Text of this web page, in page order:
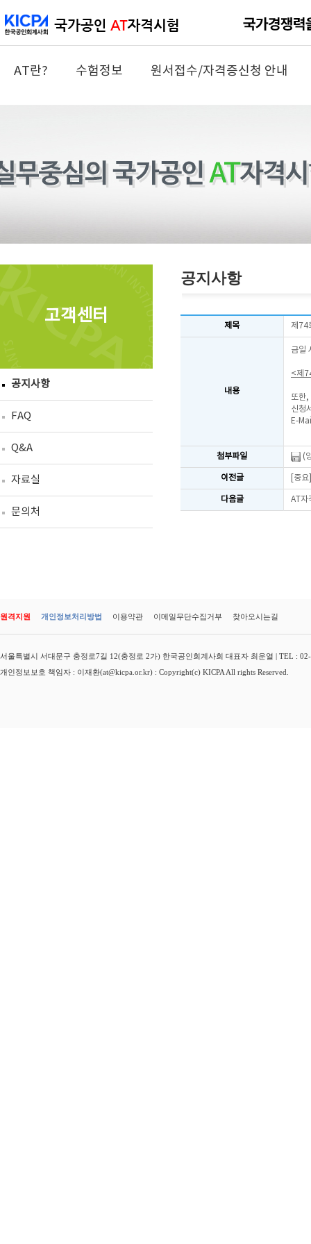
AT란? 수험정보 원서접수/자격증신청 안내
고객센터
공지사항
FAQ
Q&A
자료실
문의처
공지사항
제목 제74
내용
금일
<제
또한
신청
E-
첨부파일 (
이전글 [중
다음글 AT자
원격지원 개인정보처리방법 이용약관 이메일무단수집거부 찾아오시는길
서울특별시 서대문구 충정로7길 12(충정로 2가) 한국공인회계사회 대표자 최운열 | TEL :
개인정보보호 책임자 : 이재환(at@kicpa.or.kr) : Copyright(c) KICPA All rights Reserved.